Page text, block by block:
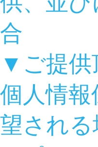
合
▼ご提供
個人情
望され